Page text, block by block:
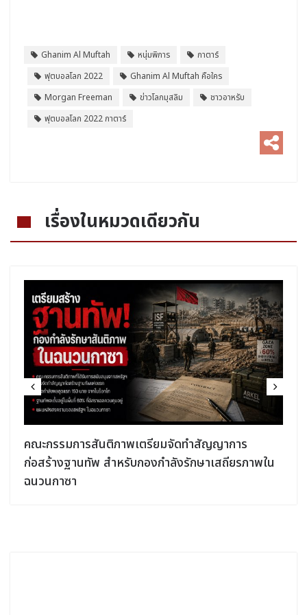
Ghanim Al Muftah หนุ่มพิการ
กาตาร์
ฟุตบอลโลก 2022
Ghanim Al Muftah คือใคร
Morgan Freeman
ข่าวโลกมุสลิม
ชาวอาหรับ
ฟุตบอลโลก 2022 กาตาร์
เรื่องในหมวดเดียวกัน
กลุ่มแพทย์ชาวอิสราเอลยื่นคำร้องต่อศาลเพื่อขอให้
ตรวจสอบประวัติทางการแพทย์ของฮุสซัม อะบู ซาฟียา